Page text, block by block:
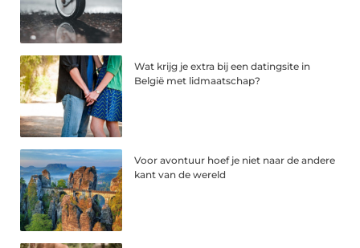
Wat krijg je extra bij een datingsite in
België met lidmaatschap?
Voor avontuur hoef je niet naar de andere
kant van de wereld